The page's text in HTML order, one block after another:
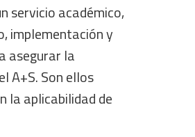
servicio académico,
implementación y
asegurar la
A+S. Son ellos
la aplicabilidad de